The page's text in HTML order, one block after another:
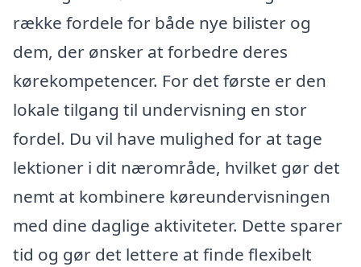
række fordele for både nye bilister og
dem, der ønsker at forbedre deres
kørekompetencer. For det første er den
lokale tilgang til undervisning en stor
fordel. Du vil have mulighed for at tage
lektioner i dit nærområde, hvilket gør det
nemt at kombinere køreundervisningen
med dine daglige aktiviteter. Dette sparer
tid og gør det lettere at finde flexibelt